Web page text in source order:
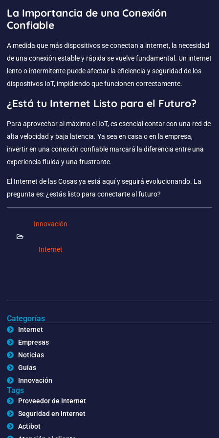
La Importancia de una Conexión
Confiable
A medida que más dispositivos se conectan a internet, la necesidad
de una conexión estable y rápida se vuelve fundamental. Un internet
lento o intermitente puede afectar la eficiencia y seguridad de los
dispositivos IoT, impidiendo que funcionen correctamente.
¿Está tu Internet Listo para el Futuro?
Para aprovechar al máximo el IoT, es esencial contar con una red de
alta velocidad y baja latencia. Ya sea en casa o en la empresa,
invertir en una conexión confiable marcará la diferencia entre una
experiencia fluida y una frustrante.
El Internet de las Cosas ya está aquí y seguirá evolucionando. La
pregunta es: ¿estás listo para conectarte al futuro?
Innovación
Internet
Categorías
Internet
Empresas
Noticias
Guías
Innovación
Tags
Proveedor de Internet
Seguridad en Internet
Actibot